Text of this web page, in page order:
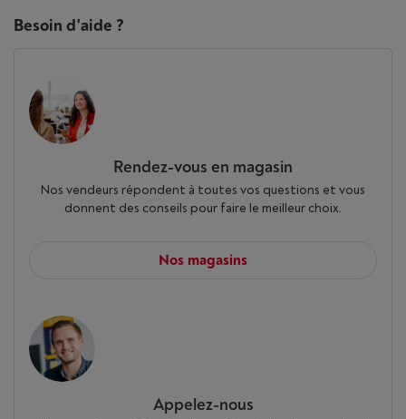
Besoin d'aide ?
Rendez-vous en magasin
Nos vendeurs répondent à toutes vos questions et vous
donnent des conseils pour faire le meilleur choix.
Nos magasins
Appelez-nous